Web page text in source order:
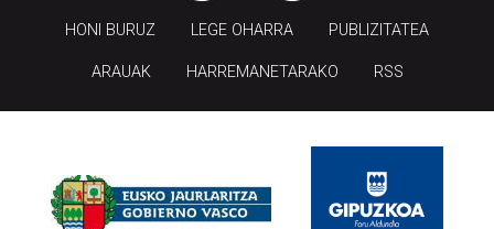
HONI BURUZ LEGE OHARRA PUBLIZITATEA
ARAUAK HARREMANETARAKO RSS